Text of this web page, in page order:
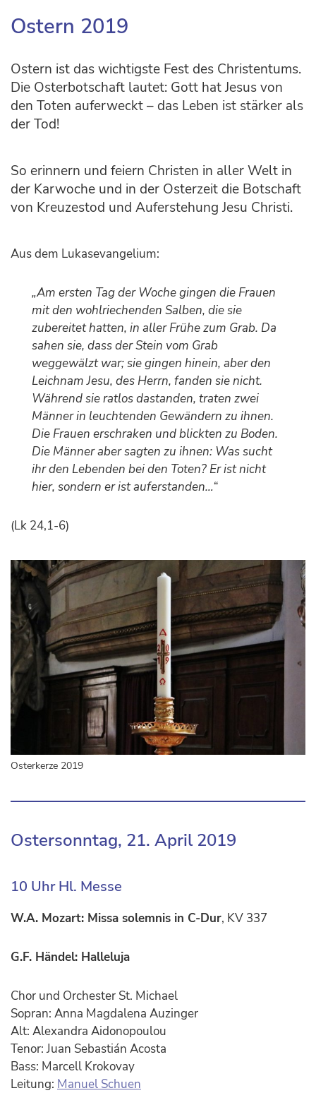
Ostern 2019
Ostern ist das wichtigste Fest des Christentums.
Die Osterbotschaft lautet: Gott hat Jesus von
den Toten auferweckt – das Leben ist stärker als
der Tod!
So erinnern und feiern Christen in aller Welt in
der Karwoche und in der Osterzeit die Botschaft
von Kreuzestod und Auferstehung Jesu Christi.
Aus dem Lukasevangelium:
„Am ersten Tag der Woche gingen die Frauen
mit den wohlriechenden Salben, die sie
zubereitet hatten, in aller Frühe zum Grab. Da
sahen sie, dass der Stein vom Grab
weggewälzt war; sie gingen hinein, aber den
Leichnam Jesu, des Herrn, fanden sie nicht.
Während sie ratlos dastanden, traten zwei
Männer in leuchtenden Gewändern zu ihnen.
Die Frauen erschraken und blickten zu Boden.
Die Männer aber sagten zu ihnen: Was sucht
ihr den Lebenden bei den Toten? Er ist nicht
hier, sondern er ist auferstanden…“
(Lk 24,1-6)
Osterkerze 2019
Ostersonntag, 21. April 2019
10 Uhr Hl. Messe
W.A. Mozart: Missa solemnis in C-Dur, KV 337
G.F. Händel: Halleluja
Chor und Orchester St. Michael
Sopran: Anna Magdalena Auzinger
Alt: Alexandra Aidonopoulou
Tenor: Juan Sebastián Acosta
Bass: Marcell Krokovay
Leitung: Manuel Schuen